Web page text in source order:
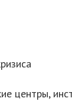
центры,